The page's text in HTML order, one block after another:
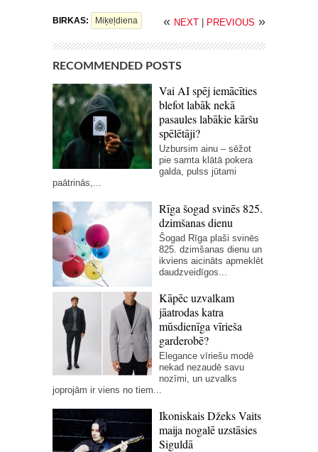
BIRKAS: Miķeļdiena « NEXT PREVIOUS »
RECOMMENDED POSTS
Vai AI spēj iemācīties
blefot labāk nekā
pasaules labākie kāršu
spēlētāji?
Uzbursim ainu – sēžot
pie samta klātā pokera
galda, pulss jūtami
paātrinās,...
Rīga šogad svinēs 825.
dzimšanas dienu
Šogad Rīga plaši svinēs
825. dzimšanas dienu un
ikviens aicināts apmeklēt
daudzveidīgos...
Kāpēc uzvalkam
jāatrodas katra
mūsdienīga vīrieša
garderobē?
Elegance vīriešu modē
nekad nezaudē savu
nozīmi, un uzvalks
joprojām ir viens no tiem...
Ikoniskais Džeks Vaits
maija nogalē uzstāsies
Siguldā